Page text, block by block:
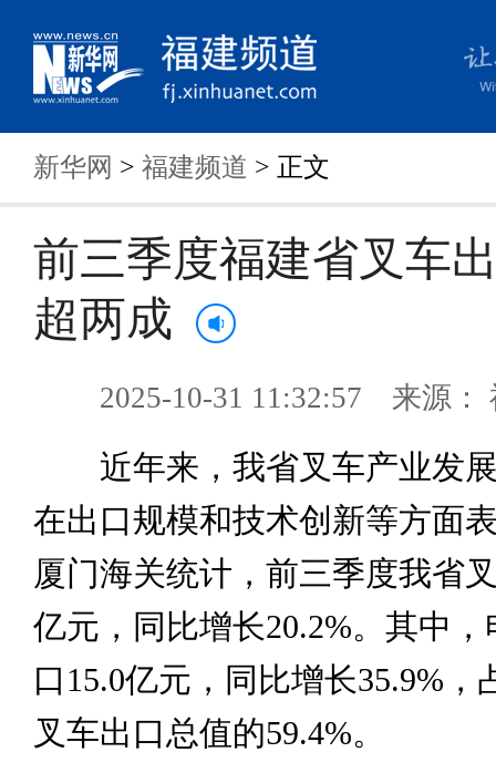
新华网 > 福建频道 > 正文
前三季度福建省叉车
超两成
2025-10-31 11:32:57 来源：
近年来，我省叉车产业发展
在出口规模和技术创新等方面
厦门海关统计，前三季度我省
亿元，同比增长20.2%。其中
口15.0亿元，同比增长35.9%，
叉车出口总值的59.4%。